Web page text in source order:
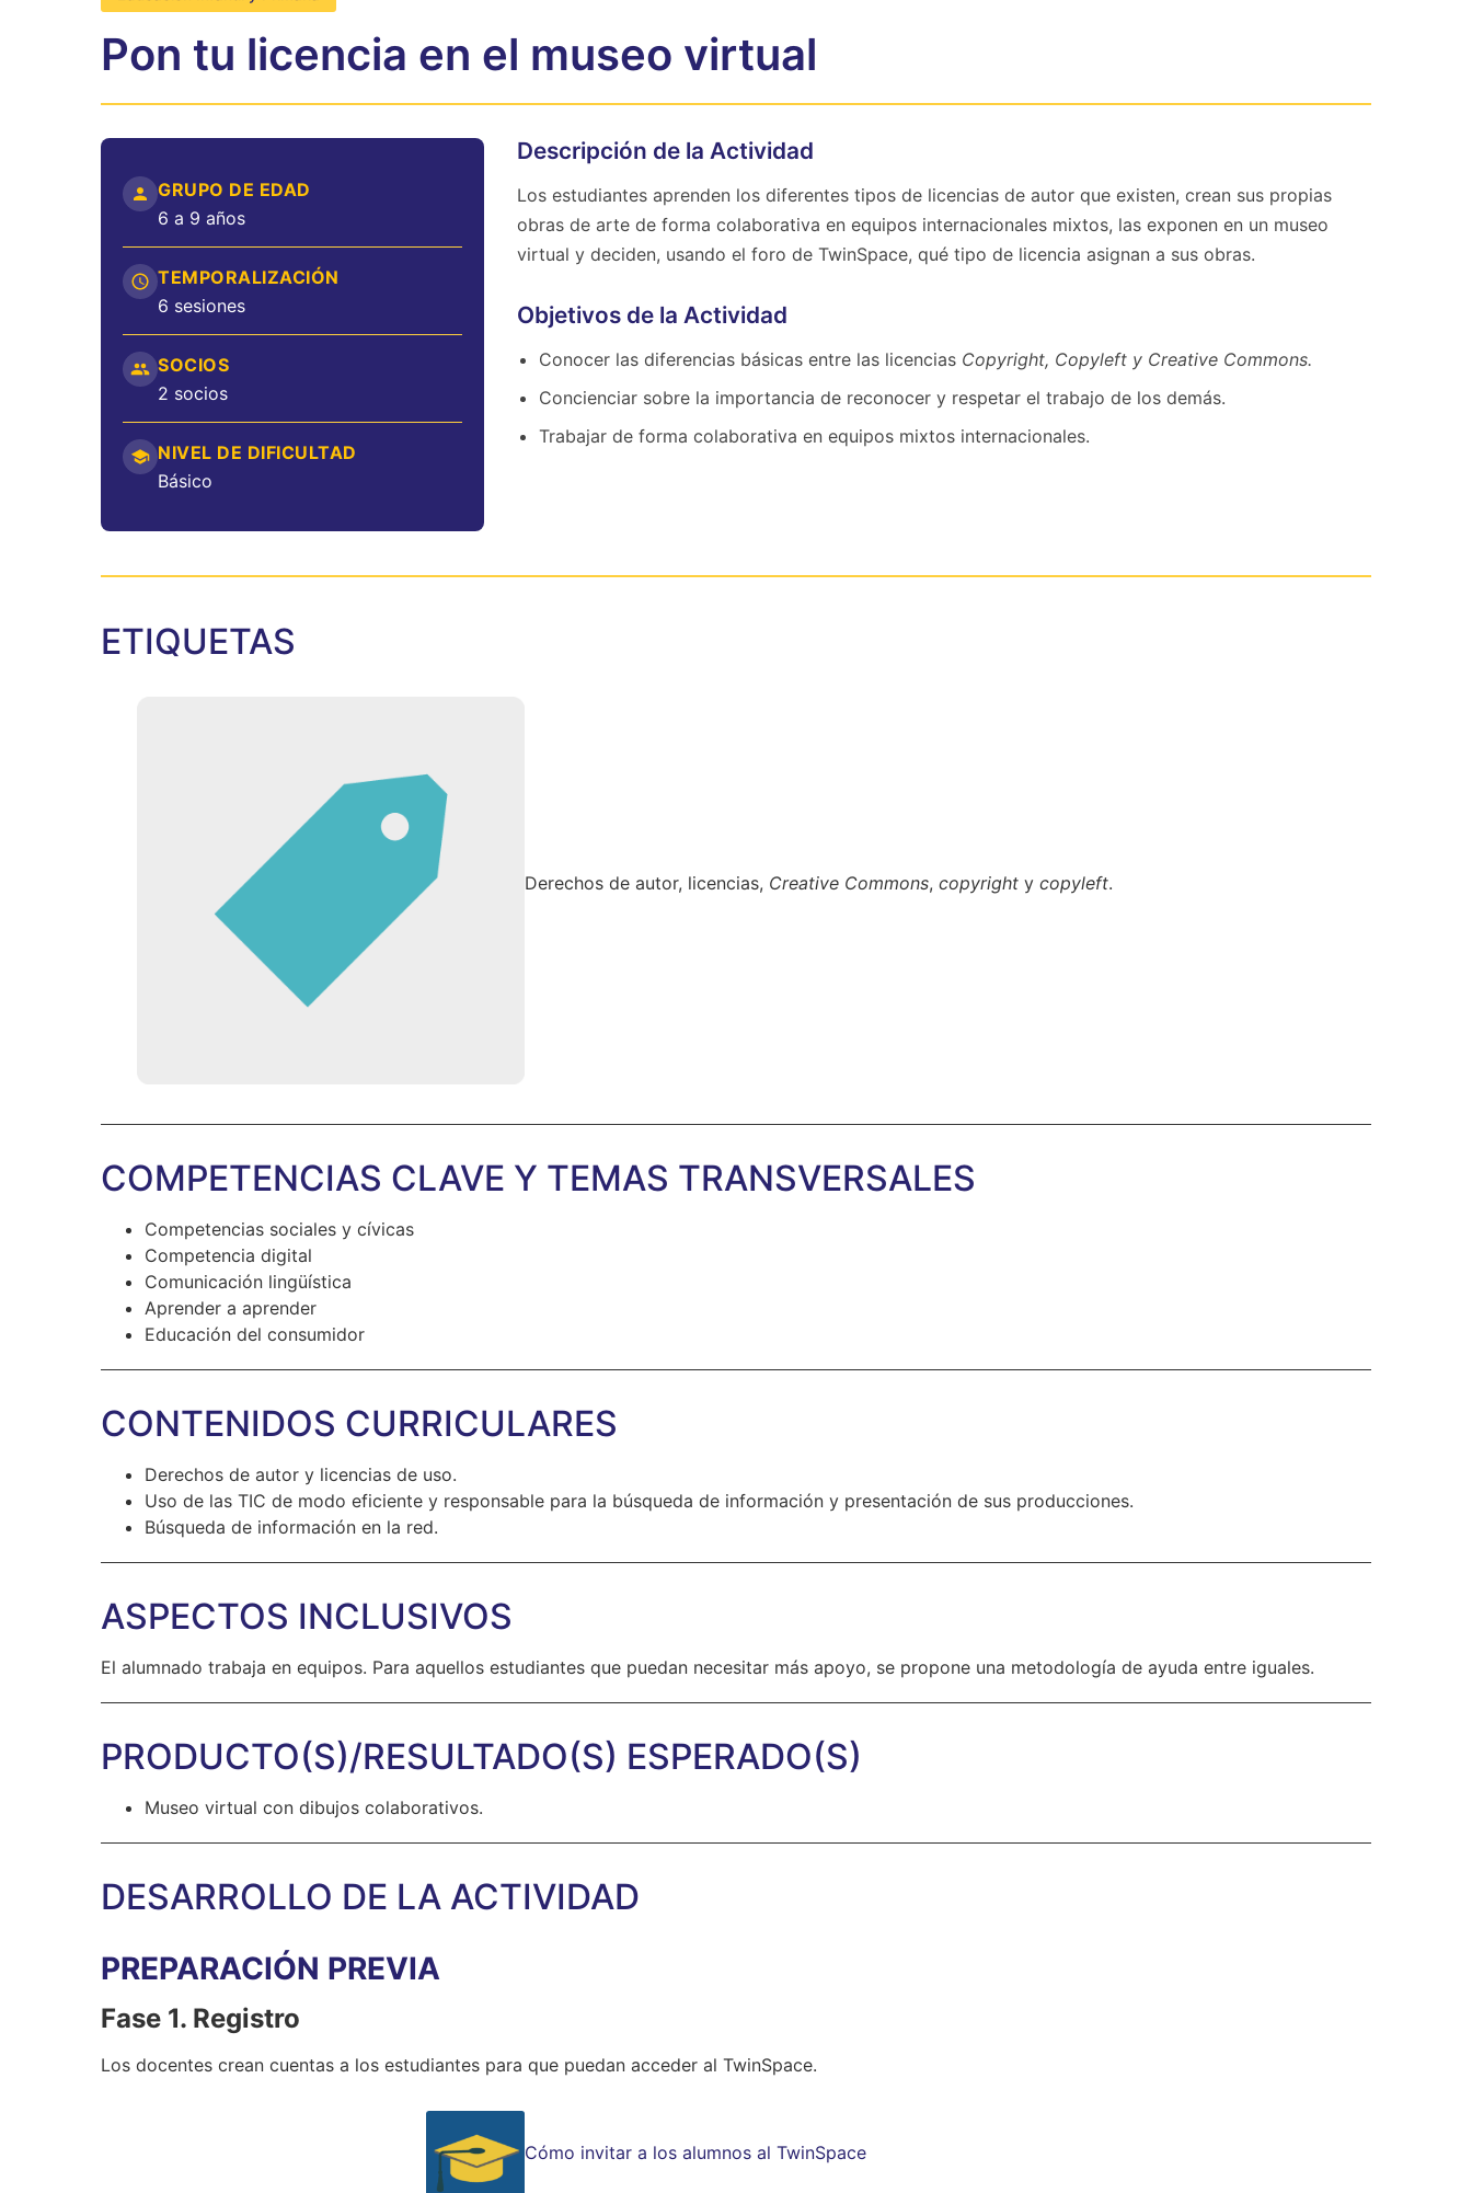
Pon tu licencia en el museo virtual
GRUPO DE EDAD
6 a 9 años
TEMPORALIZACIÓN
6 sesiones
SOCIOS
2 socios
NIVEL DE DIFICULTAD
Básico
Descripción de la Actividad
Los estudiantes aprenden los diferentes tipos de licencias de autor que existen, crean sus propias
obras de arte de forma colaborativa en equipos internacionales mixtos, las exponen en un museo
virtual y deciden, usando el foro de TwinSpace, qué tipo de licencia asignan a sus obras.
Objetivos de la Actividad
Conocer las diferencias básicas entre las licencias Copyright, Copyleft y Creative Commons.
Concienciar sobre la importancia de reconocer y respetar el trabajo de los demás.
Trabajar de forma colaborativa en equipos mixtos internacionales.
ETIQUETAS
Derechos de autor, licencias, Creative Commons, copyrighty copyleft.
COMPETENCIAS CLAVE Y TEMAS TRANSVERSALES
Competencias sociales y cívicas
Competencia digital
Comunicación lingüística
Aprender a aprender
Educación del consumidor
CONTENIDOS CURRICULARES
Derechos de autor y licencias de uso.
Uso de las TIC de modo eficiente y responsable para la búsqueda de información y presentación de sus producciones.
Búsqueda de información en la red.
ASPECTOS INCLUSIVOS
El alumnado trabaja en equipos. Para aquellos estudiantes que puedan necesitar más apoyo, se propone una metodología de ayuda entre iguales.
PRODUCTO(S)/RESULTADO(S) ESPERADO(S)
Museo virtual con dibujos colaborativos.
DESARROLLO DE LA ACTIVIDAD
PREPARACIÓN PREVIA
Fase 1. Registro
Los docentes crean cuentas a los estudiantes para que puedan acceder al TwinSpace.
Cómo invitar a los alumnos al TwinSpace